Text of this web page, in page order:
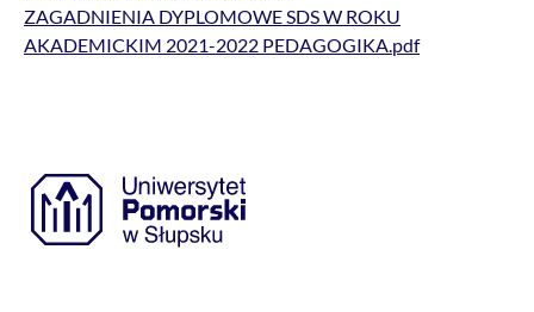
ZAGADNIENIA DYPLOMOWE SDS W ROKU
AKADEMICKIM 2021-2022 PEDAGOGIKA.pdf